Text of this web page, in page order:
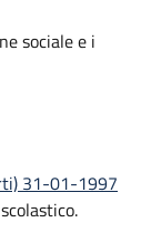
sociale e i
31-01-1997